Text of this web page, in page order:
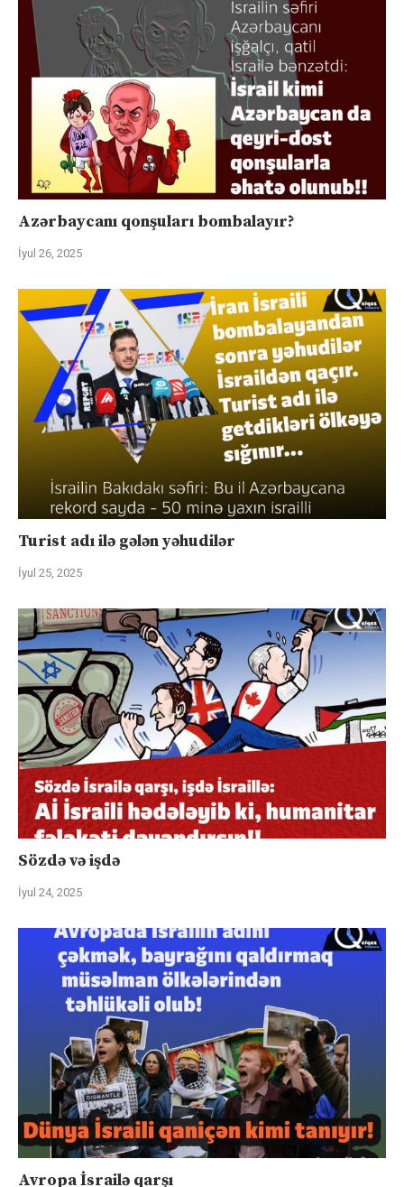
Azərbaycanı qonşuları bombalayır?
İyul 26, 2025
Turist adı ilə gələn yəhudilər
İyul 25, 2025
Sözdə və işdə
İyul 24, 2025
Avropa İsrailə qarşı